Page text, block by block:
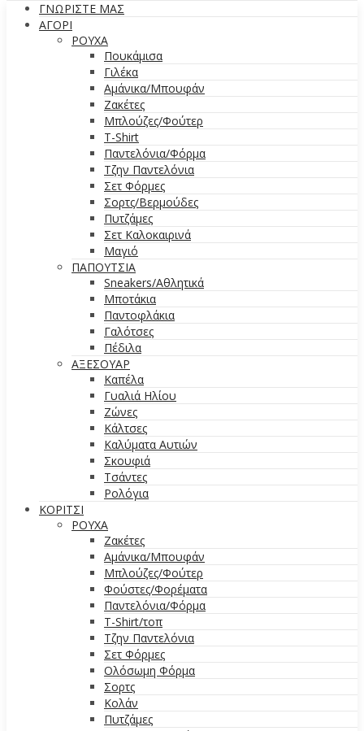
ΓΝΩΡΙΣΤΕ ΜΑΣ
ΑΓΟΡΙ
ΡΟΥΧΑ
Πουκάμισα
Γιλέκα
Αμάνικα/Μπουφάν
Ζακέτες
Μπλούζες/Φούτερ
T-Shirt
Παντελόνια/Φόρμα
Τζην Παντελόνια
Σετ Φόρμες
Σορτς/Βερμούδες
Πυτζάμες
Σετ Καλοκαιρινά
Μαγιό
ΠΑΠΟΥΤΣΙΑ
Sneakers/Aθλητικά
Μποτάκια
Παντοφλάκια
Γαλότσες
Πέδιλα
ΑΞΕΣΟΥΑΡ
Καπέλα
Γυαλιά Ηλίου
Ζώνες
Κάλτσες
Καλύματα Αυτιών
Σκουφιά
Τσάντες
Ρολόγια
ΚΟΡΙΤΣΙ
ΡΟΥΧΑ
Ζακέτες
Αμάνικα/Μπουφάν
Μπλούζες/Φούτερ
Φούστες/Φορέματα
Παντελόνια/Φόρμα
T-Shirt/τοπ
Τζην Παντελόνια
Σετ Φόρμες
Ολόσωμη Φόρμα
Σορτς
Κολάν
Πυτζάμες